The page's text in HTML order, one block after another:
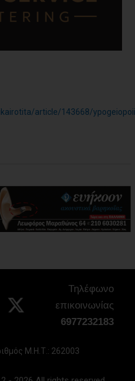
article/143668/
Τηλέφωνο
επικοινωνίας
6977232183
Μ.Η.Τ.: 262003